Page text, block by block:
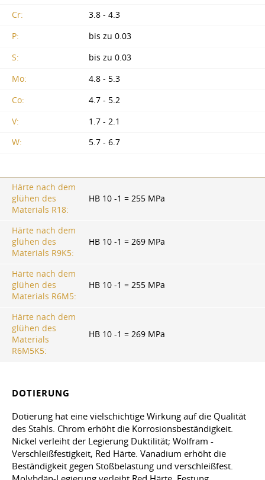
Cr:
3.8 - 4.3
P:
bis zu 0.03
S:
bis zu 0.03
Mo:
4.8 - 5.3
Co:
4.7 - 5.2
V:
1.7 - 2.1
W:
5.7 - 6.7
Härte nach dem
glühen des
Materials R18:
HB 10 -1 = 255 MPa
Härte nach dem
glühen des
Materials R9K5:
HB 10 -1 = 269 MPa
Härte nach dem
glühen des
Materials R6M5:
HB 10 -1 = 255 MPa
Härte nach dem
glühen des
Materials
R6M5K5:
HB 10 -1 = 269 MPa
DOTIERUNG
Dotierung hat eine vielschichtige Wirkung auf die Qualität
des Stahls. Chrom erhöht die Korrosionsbeständigkeit.
Nickel verleiht der Legierung Duktilität; Wolfram -
Verschleißfestigkeit, Red Härte. Vanadium erhöht die
Beständigkeit gegen Stoßbelastung und verschleißfest.